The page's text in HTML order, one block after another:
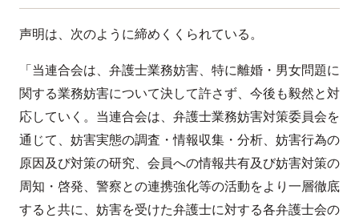
声明は、次のように締めくくられている。
「当連合会は、弁護士業務妨害、特に離婚・男女問題に
関する業務妨害について決して許さず、今後も毅然と対
応していく。当連合会は、弁護士業務妨害対策委員会を
通じて、妨害実態の調査・情報収集・分析、妨害行為の
原因及び対策の研究、会員への情報共有及び妨害対策の
周知・啓発、警察との連携強化等の活動をより一層徹底
すると共に、妨害を受けた弁護士に対する各弁護士会の